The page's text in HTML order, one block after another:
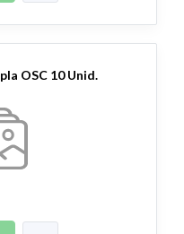
OSC 10 Unid.